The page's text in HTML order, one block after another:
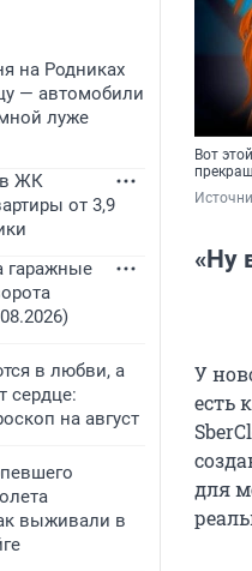
на Родниках
— автомобили
луже
в ЖК
от 3,9
гаражные
в любви, а
сердце:
на август
выживали в
Вот
«Ну
У
есть
для